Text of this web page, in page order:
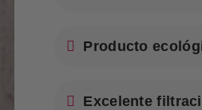
Producto
Excelente